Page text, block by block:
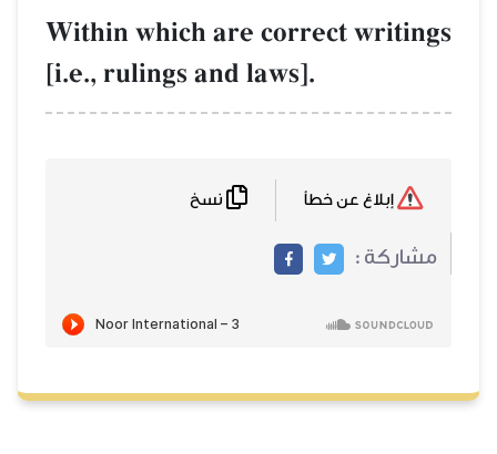
Within which are correct writings
[i.e., rulings and laws].
مشاركة :